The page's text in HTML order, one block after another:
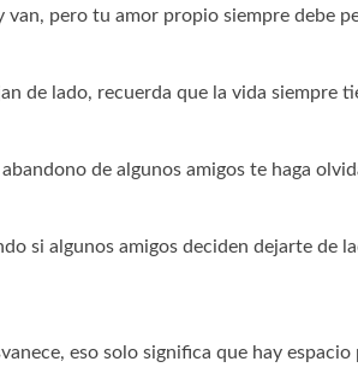
van, pero tu amor propio siempre debe
de lado, recuerda que la vida siempre
de algunos amigos te haga
si algunos amigos deciden dejarte de
eso solo significa que hay